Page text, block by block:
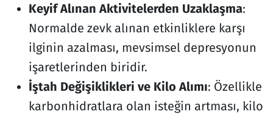
Keyif Alınan Aktivitelerden Uzaklaşma:
Normalde zevk alınan etkinliklere karşı
ilginin azalması, mevsimsel depresyonun
işaretlerinden biridir.
İştah Değişiklikleri ve Kilo Alımı: Özellikle
karbonhidratlara olan isteğin artması, kilo